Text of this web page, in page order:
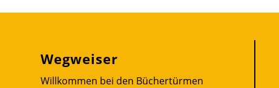
Wegweiser
Willkommen bei den Büchertürmen